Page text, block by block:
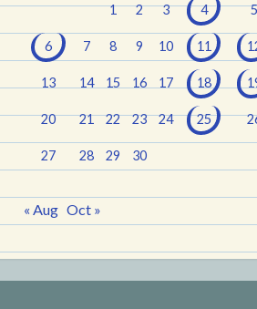
1 2 3 4 5
6 7 8 9 10 11
13 14 15 16 17 18
20 21 22 23 24 25
27 28 29 30
« Aug Oct »